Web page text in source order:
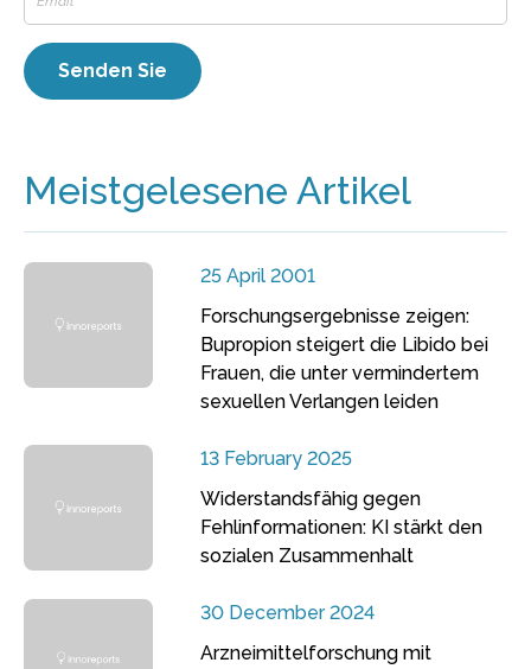
Meistgelesene Artikel
25 April 2001
Forschungsergebnisse zeigen:
Bupropion steigert die Libido bei
Frauen, die unter vermindertem
sexuellen Verlangen leiden
13 February 2025
Widerstandsfähig gegen
Fehlinformationen: KI stärkt den
sozialen Zusammenhalt
30 December 2024
Arzneimittelforschung mit